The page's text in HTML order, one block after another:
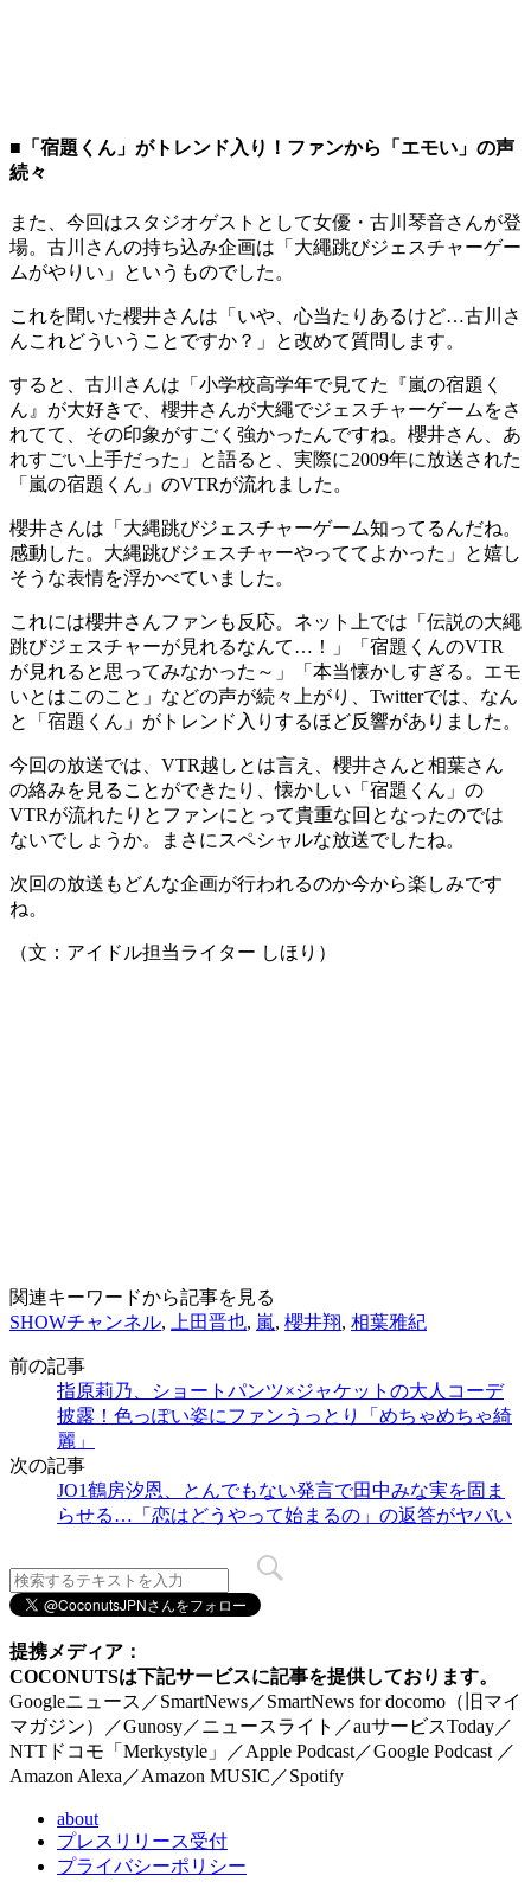
■「宿題くん」がトレンド入り！ファンから「エモい」の声
続々
また、今回はスタジオゲストとして女優・古川琴音さんが登
場。古川さんの持ち込み企画は「大繩跳びジェスチャーゲー
ムがやりい」というものでした。
これを聞いた櫻井さんは「いや、心当たりあるけど…古川さ
んこれどういうことですか？」と改めて質問します。
すると、古川さんは「小学校高学年で見てた『嵐の宿題く
ん』が大好きで、櫻井さんが大繩でジェスチャーゲームをさ
れてて、その印象がすごく強かったんですね。櫻井さん、あ
れすごい上手だった」と語ると、実際に2009年に放送された
「嵐の宿題くん」のVTRが流れました。
櫻井さんは「大縄跳びジェスチャーゲーム知ってるんだね。
感動した。大縄跳びジェスチャーやっててよかった」と嬉し
そうな表情を浮かべていました。
これには櫻井さんファンも反応。ネット上では「伝説の大繩
跳びジェスチャーが見れるなんて…！」「宿題くんのVTR
が見れると思ってみなかった～」「本当懐かしすぎる。エモ
いとはこのこと」などの声が続々上がり、Twitterでは、なん
と「宿題くん」がトレンド入りするほど反響がありました。
今回の放送では、VTR越しとは言え、櫻井さんと相葉さん
の絡みを見ることができたり、懐かしい「宿題くん」の
VTRが流れたりとファンにとって貴重な回となったのでは
ないでしょうか。まさにスペシャルな放送でしたね。
次回の放送もどんな企画が行われるのか今から楽しみです
ね。
（文：アイドル担当ライター しほり）
関連キーワードから記事を見る
SHOWチャンネル, 上田晋也, 嵐, 櫻井翔, 相葉雅紀
前の記事
指原莉乃、ショートパンツ×ジャケットの大人コーデ
披露！色っぽい姿にファンうっとり「めちゃめちゃ綺
麗」
次の記事
JO1鶴房汐恩、とんでもない発言で田中みな実を固ま
らせる…「恋はどうやって始まるの」の返答がヤバい
提携メディア：
COCONUTSは下記サービスに記事を提供しております。
Googleニュース／SmartNews／SmartNews for docomo（旧マイ
マガジン）／Gunosy／ニュースライト／auサービスToday／
NTTドコモ「Merkystyle」／Apple Podcast／Google Podcast ／
Amazon Alexa／Amazon MUSIC／Spotify
about
プレスリリース受付
プライバシーポリシー